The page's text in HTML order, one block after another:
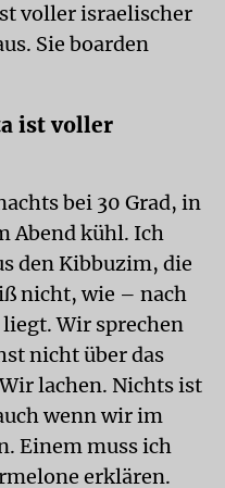
voller israelischer
Sie boarden
ist voller
bei 30 Grad, in
Abend kühl. Ich
den Kibbuzim, die
nicht, wie – nach
Wir sprechen
nicht über das
lachen. Nichts ist
wenn wir im
Einem muss ich
erklären.